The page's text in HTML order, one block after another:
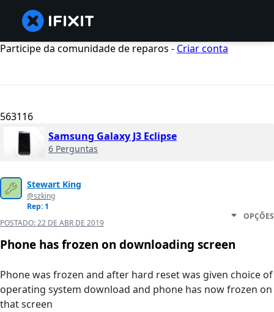
Participe da comunidade de reparos - Criar conta
563116
Samsung Galaxy J3 Eclipse
6 Perguntas
Stewart King
@szking
Rep: 1
POSTADO:22 DE ABR DE 2019
OPÇÕES
Phone has frozen on downloading screen
Phone was frozen and after hard reset was given choice of
operating system download and phone has now frozen on
that screen